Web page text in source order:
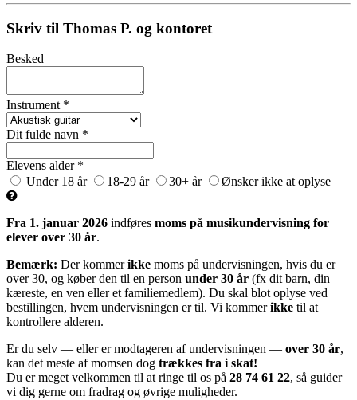
Skriv til Thomas P. og kontoret
Besked
Instrument *
Dit fulde navn *
Elevens alder *
Under 18 år
18-29 år 30+ år Ønsker ikke at oplyse
Fra 1. januar 2026 indføres moms på musikundervisning for
elever over 30 år.
Bemærk: Der kommerikke moms på undervisningen, hvis du er
over 30, og køber den til en person under 30 år (fx dit barn, din
kæreste, en ven eller et familiemedlem). Du skal blot oplyse ved
bestillingen, hvem undervisningen er til. Vi kommerikke til at
kontrollere alderen.
Er du selv — eller er modtageren af undervisningen — over 30 år,
kan det meste af momsen dog trækkes fra i skat!
Du er meget velkommen til at ringe til os på 28 74 61 22, så guider
vi dig gerne om fradrag og øvrige muligheder.